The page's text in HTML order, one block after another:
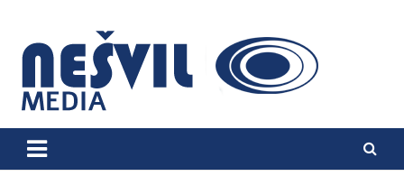
content
Nešvil Media Bogatić